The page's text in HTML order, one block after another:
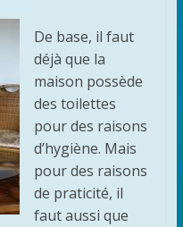
De base, il faut
déjà que la
maison possède
des toilettes
pour des raisons
d’hygiène. Mais
pour des raisons
de praticité, il
faut aussi que